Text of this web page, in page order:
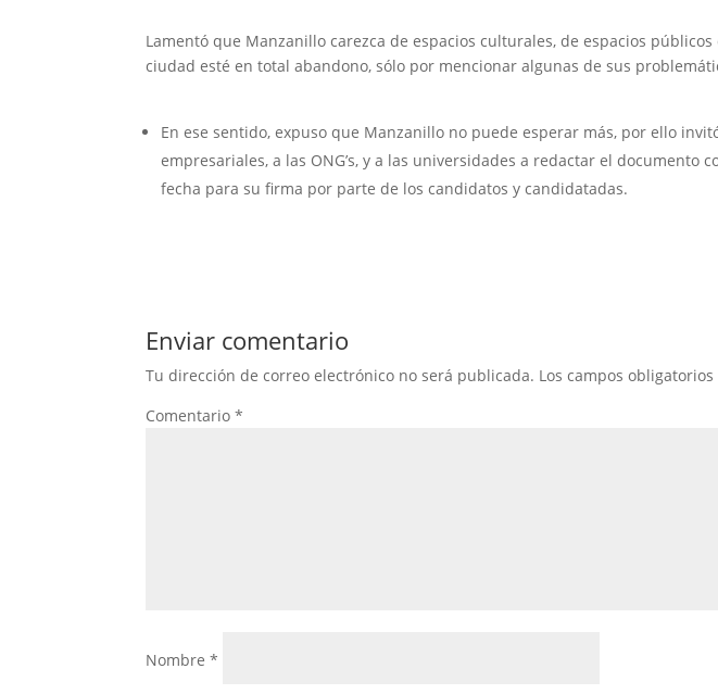
Lamentó que Manzanillo carezca de espacios culturales, de espacios
ciudad esté en total abandono, sólo por mencionar algunas de sus
En ese sentido, expuso que Manzanillo no puede esperar más, por ello
empresariales, a las ONG’s, y a las universidades a redactar el documento
fecha para su firma por parte de los candidatos y candidatadas.
Enviar comentario
Tu dirección de correo electrónico no será publicada. Los campos
Comentario*
Nombre*